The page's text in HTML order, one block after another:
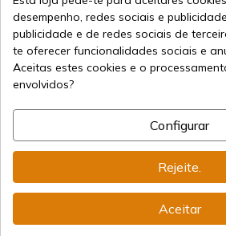
1
Vendendo online
Métodos de
desempenho, redes sociais e
publicidade e de redes sociais de
te oferecer funcionalidades sociais e
Aceitas estes cookies e o
envolvidos?
Configurar
Rejeite.
Aceitar